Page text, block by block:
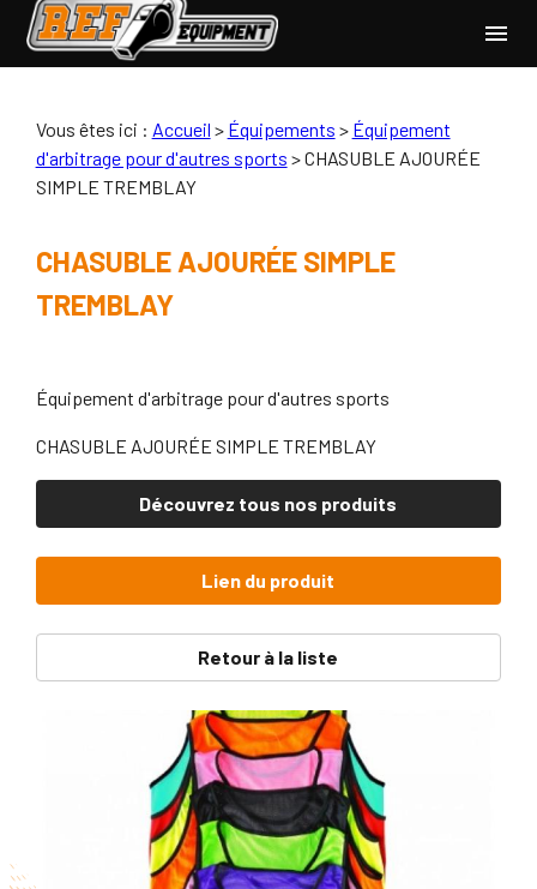
menu
Vous êtes ici : Accueil > Équipements > Équipement
d'arbitrage pour d'autres sports >CHASUBLE AJOURÉE
SIMPLE TREMBLAY
CHASUBLE AJOURÉE SIMPLE
TREMBLAY
Équipement d'arbitrage pour d'autres sports
CHASUBLE AJOURÉE SIMPLE TREMBLAY
Découvrez tous nos produits
Lien du produit
Retour à la liste
Panneau de gestion des cookies